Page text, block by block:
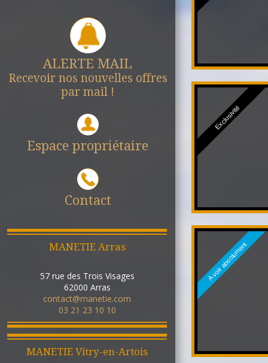
ALERTE MAIL
Recevoir nos nouvelles offres
par mail !
Espace propriétaire
Contact
MANETIE Arras
57 rue des Trois Visages
62000 Arras
contact@manetie.com
03 21 23 10 10
MANETIE Vitry-en-Artois
Exclusivité
A voir absolument